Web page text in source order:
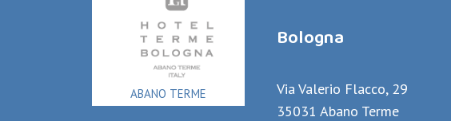
ABANO TERME
Bologna
Via Valerio Flacco, 29
35031 Abano Terme